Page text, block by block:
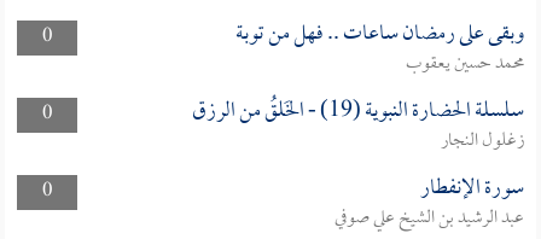
0 وبقى على رمضان ساعات .. فهل من توبة
محمد حسين يعقوب
0
سلسلة الحضارة النبوية (19) - الخَلقُ من الرزق
زغلول النجار
0
سورة الإنفطار
عبد الرشيد بن الشيخ علي صوفي